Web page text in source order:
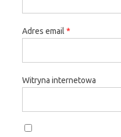
Adres email *
Witryna internetowa